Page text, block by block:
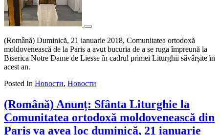
(Română) Duminică, 21 ianuarie 2018, Comunitatea ortodoxă
moldovenească de la Paris a avut bucuria de a se ruga împreună la
Biserica Notre Dame de Liesse în cadrul primei Liturghii săvârșite în
acest an.
Posted In Новости, Новости
(Română) Anunț: Sfânta Liturghie la
Comunitatea ortodoxă moldovenească din
Paris va avea loc duminică, 21 ianuarie